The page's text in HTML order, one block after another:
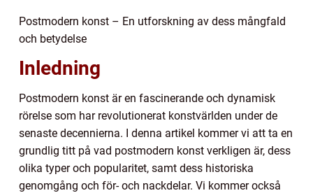
Postmodern konst – En utforskning av dess mångfald
och betydelse
Inledning
Postmodern konst är en fascinerande och dynamisk
rörelse som har revolutionerat konstvärlden under de
senaste decennierna. I denna artikel kommer vi att ta en
grundlig titt på vad postmodern konst verkligen är, dess
olika typer och popularitet, samt dess historiska
genomgång och för- och nackdelar. Vi kommer också